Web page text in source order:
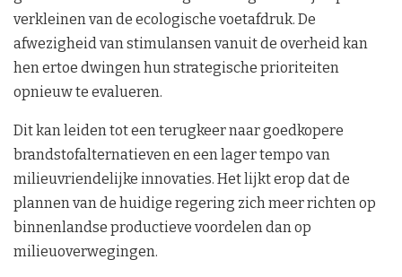
verkleinen van de ecologische voetafdruk. De
afwezigheid van stimulansen vanuit de overheid kan
hen ertoe dwingen hun strategische prioriteiten
opnieuw te evalueren.
Dit kan leiden tot een terugkeer naar goedkopere
brandstofalternatieven en een lager tempo van
milieuvriendelijke innovaties. Het lijkt erop dat de
plannen van de huidige regering zich meer richten op
binnenlandse productieve voordelen dan op
milieuoverwegingen.